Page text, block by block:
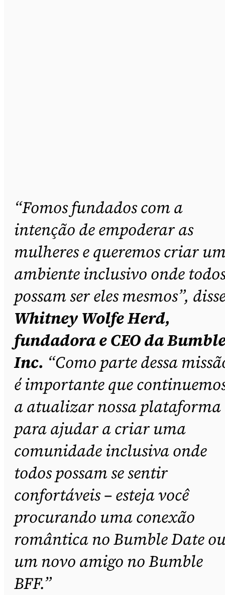
“Fomos fundados com a
intenção de empoderar as
mulheres e queremos criar
ambiente inclusivo onde
possam ser eles mesmos”,
Whitney Wolfe Herd,
fundadora e CEO da
Inc. “Como parte dessa
é importante que
a atualizar nossa plataforma
para ajudar a criar uma
comunidade inclusiva onde
todos possam se sentir
confortáveis – esteja você
procurando uma conexão
romântica no Bumble Date
um novo amigo no Bumble
BFF.”